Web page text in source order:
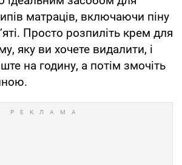
матраців, включаючи піну
Просто розпиліть крем для
яку ви хочете видалити, і
на годину, а потім змочіть